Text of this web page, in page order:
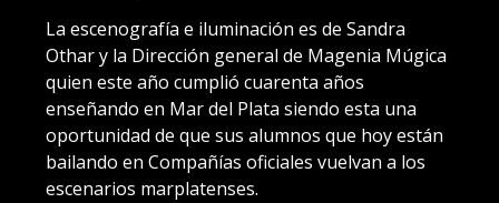
La escenografía e iluminación es de Sandra
Othar y la Dirección general de Magenia Múgica
quien este año cumplió cuarenta años
enseñando en Mar del Plata siendo esta una
oportunidad de que sus alumnos que hoy están
bailando en Compañías oficiales vuelvan a los
escenarios marplatenses.